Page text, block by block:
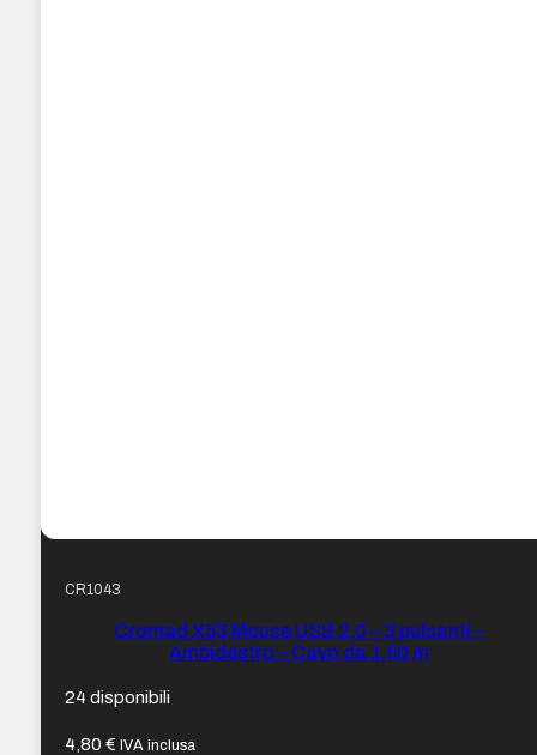
CR1043
Cromad X53 Mouse USB 2.0 – 3 pulsanti –
Ambidestro – Cavo da 1,50 m
24 disponibili
4,80€ IVA inclusa